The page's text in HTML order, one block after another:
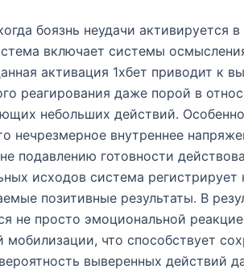
боязнь неудачи активируется
включает системы
активация 1хбет приводит к
реагирования даже порой в
небольших действий.
нечрезмерное внутреннее
подавлению готовности
исходов система
позитивные результаты. В
не просто эмоциональной
мобилизации, что способствует
выверенных действий